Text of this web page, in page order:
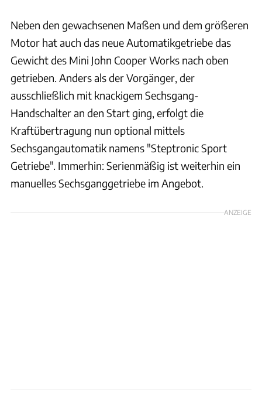
Neben den gewachsenen Maßen und dem größeren
Motor hat auch das neue Automatikgetriebe das
Gewicht des Mini John Cooper Works nach oben
getrieben. Anders als der Vorgänger, der
ausschließlich mit knackigem Sechsgang-
Handschalter an den Start ging, erfolgt die
Kraftübertragung nun optional mittels
Sechsgangautomatik namens "Steptronic Sport
Getriebe". Immerhin: Serienmäßig ist weiterhin ein
manuelles Sechsganggetriebe im Angebot.
ANZEIGE